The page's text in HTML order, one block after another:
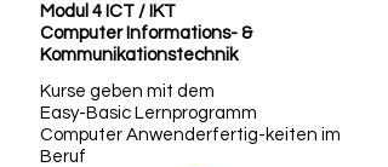
Modul 4 ICT / IKT
Computer Informations- &
Kommunikationstechnik
Kurse geben mit dem
Easy-Basic Lernprogramm
Computer Anwenderfertig-keiten im
Beruf